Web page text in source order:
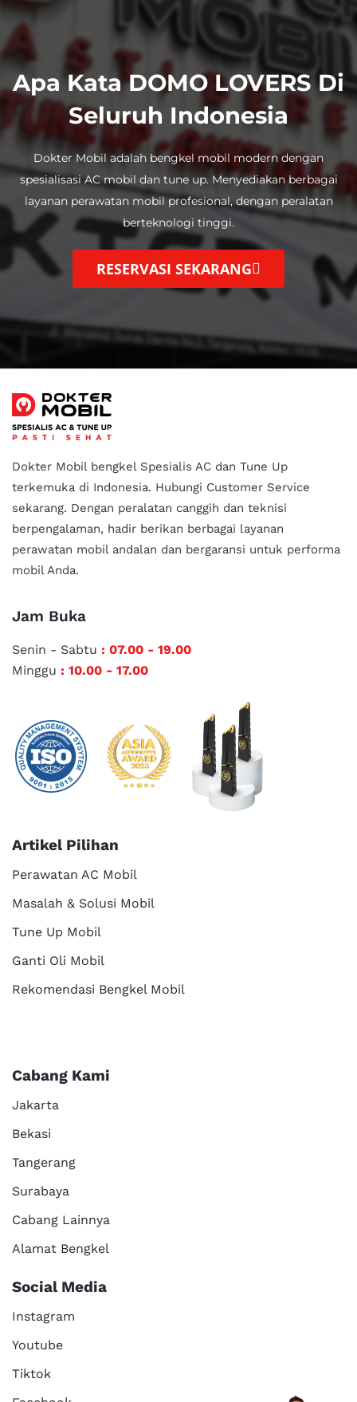
Apa Kata DOMO LOVERS Di
Seluruh Indonesia
Dokter Mobil adalah bengkel mobil modern dengan
spesialisasi AC mobil dan tune up.Menyediakan berbagai
layanan perawatan mobil profesional, dengan peralatan
berteknologi tinggi.
RESERVASI SEKARANG
Dokter Mobil bengkel Spesialis AC dan Tune Up
terkemuka di Indonesia. Hubungi Customer Service
sekarang. Dengan peralatan canggih dan teknisi
berpengalaman, hadir berikan berbagai layanan
perawatan mobil andalan dan bergaransi untuk performa
mobil Anda.
Jam Buka
Senin - Sabtu : 07.00 - 19.00
Minggu : 10.00 - 17.00
Artikel Pilihan
Perawatan AC Mobil
Masalah & Solusi Mobil
Tune Up Mobil
Ganti Oli Mobil
Rekomendasi Bengkel Mobil
Cabang Kami
Jakarta
Bekasi
Tangerang
Surabaya
Cabang Lainnya
Alamat Bengkel
Social Media
Instagram
Youtube
Tiktok